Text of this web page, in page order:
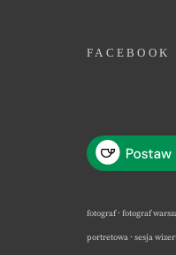
FACEBOOK
fotograf · fotograf
portretowa · sesja